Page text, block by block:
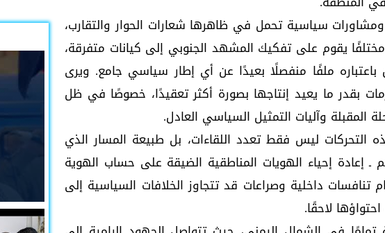
ومشاورات سياسية تحمل في ظاهرها شعارات الحوار والتقارب،
يقوم على تفكيك المشهد الجنوبي إلى كيانات متفرقة،
ملفًا منفصلًا بعيدًا عن أي إطار سياسي جامع. ويرى
بقدر ما يعيد إنتاجها بصورة أكثر تعقيدًا، خصوصًا في ظل
وآليات التمثيل السياسي العادل.
ليس فقط تعدد اللقاءات، بل طبيعة المسار الذي
إعادة إحياء الهويات المناطقية الضيقة على حساب الهوية
تنافسات داخلية وصراعات قد تتجاوز الخلافات السياسية إلى
لاحقًا.